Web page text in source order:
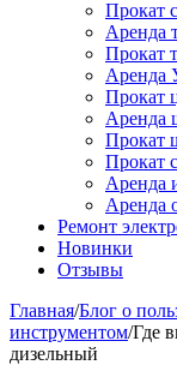
Прокат
Аренда
Прокат
Прокат
Аренда
Прокат
Прокат
Аренда
Аренда
Ремонт
Новинки
Отзывы
Главная/Блог о
инструментом/Где
дизельный